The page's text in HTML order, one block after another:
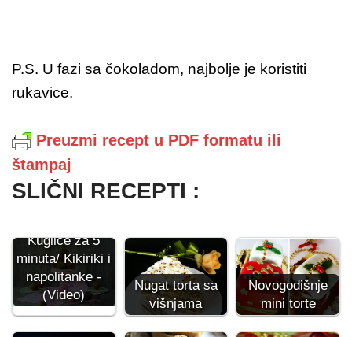
P.S. U fazi sa čokoladom, najbolje je koristiti
rukavice.
Preuzmi recept u PDF formatu ili
štampaj
SLIČNI RECEPTI :
Kuglice za 5
minuta/ Kikiriki i
napolitanke -
(Video)
Nugat torta sa
višnjama
Novogodišnje
mini torte